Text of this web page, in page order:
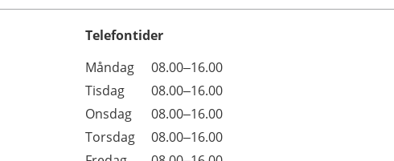
Telefontider
Dag
Öppettider
Kommentarer
Måndag
08.00–16.00
Tisdag
08.00–16.00
Onsdag
08.00–16.00
Torsdag
08.00–16.00